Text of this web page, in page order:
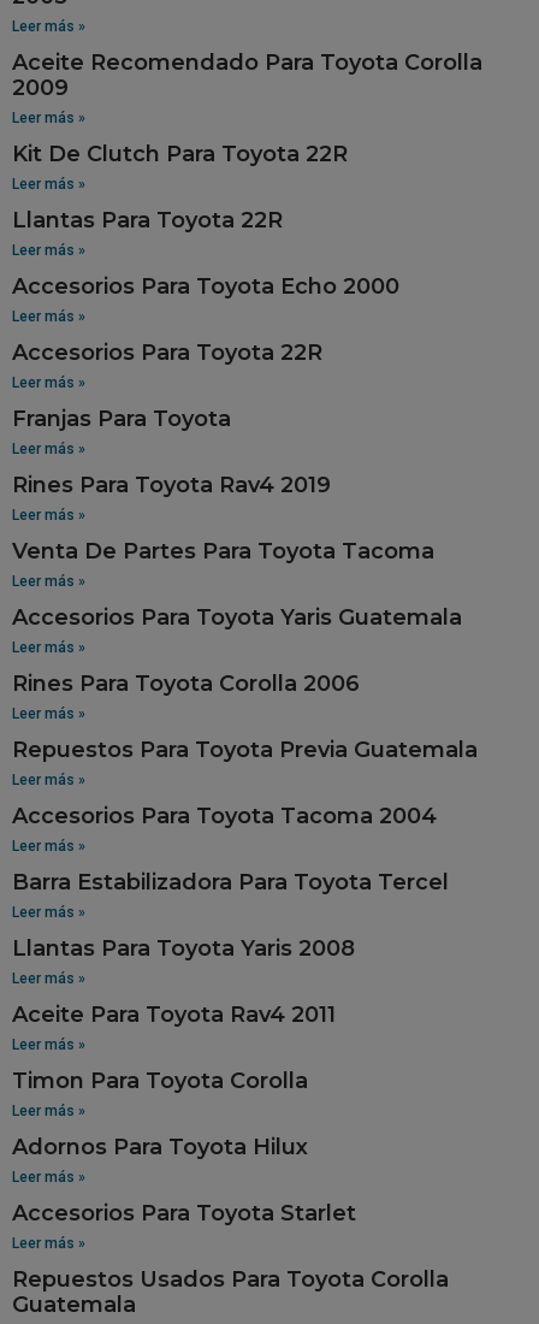
Leer más »
Aceite Recomendado Para Toyota Corolla
2009
Leer más »
Kit De Clutch Para Toyota 22R
Leer más »
Llantas Para Toyota 22R
Leer más »
Accesorios Para Toyota Echo 2000
Leer más »
Accesorios Para Toyota 22R
Leer más »
Franjas Para Toyota
Leer más »
Rines Para Toyota Rav4 2019
Leer más »
Venta De Partes Para Toyota Tacoma
Leer más »
Accesorios Para Toyota Yaris Guatemala
Leer más »
Rines Para Toyota Corolla 2006
Leer más »
Repuestos Para Toyota Previa Guatemala
Leer más »
Accesorios Para Toyota Tacoma 2004
Leer más »
Barra Estabilizadora Para Toyota Tercel
Leer más »
Llantas Para Toyota Yaris 2008
Leer más »
Aceite Para Toyota Rav4 2011
Leer más »
Timon Para Toyota Corolla
Leer más »
Adornos Para Toyota Hilux
Leer más »
Accesorios Para Toyota Starlet
Leer más »
Repuestos Usados Para Toyota Corolla
Guatemala